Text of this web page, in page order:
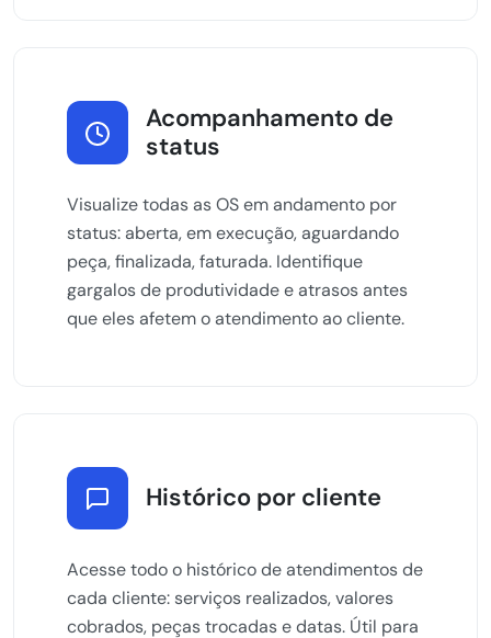
Acompanhamento de
status
Visualize todas as OS em andamento por
status: aberta, em execução, aguardando
peça, finalizada, faturada. Identifique
gargalos de produtividade e atrasos antes
que eles afetem o atendimento ao cliente.
Histórico por cliente
Acesse todo o histórico de atendimentos de
cada cliente: serviços realizados, valores
cobrados, peças trocadas e datas. Útil para